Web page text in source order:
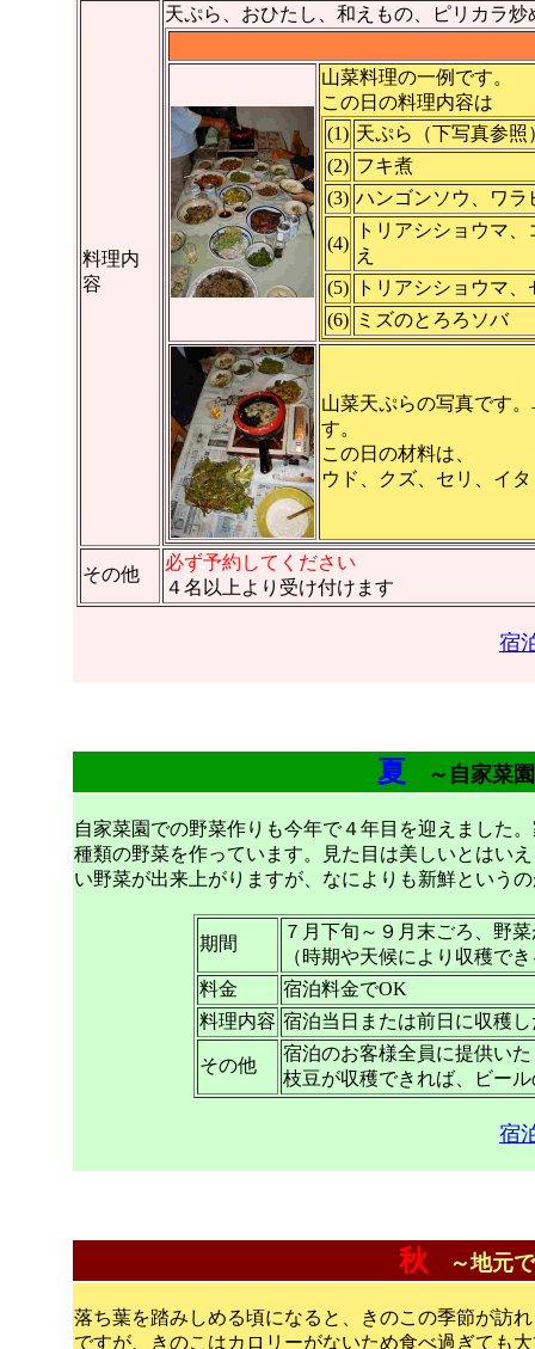
料理内
容
天ぷら、おひたし、和えもの、ピリカラ
山菜料理の一例です。
この日の料理内容は
(1) 天ぷら（下写真参照
(2) フキ煮
(3) ハンゴンソウ、ワラ
(4)
トリアシショウマ
え
(5)
トリアシショウマ
(6) ミズのとろろソバ
山菜天ぷらの写真です
す。
この日の材料は、
ウド、クズ、セリ、イ
その他
必ず予約してください
４名以上より受け付けます
宿
夏 ～自家菜園
自家菜園での野菜作りも今年で４年目を迎えました
種類の野菜を作っています。見た目は美しいとはい
い野菜が出来上がりますが、なによりも新鮮という
期間
７月下旬～９月末ごろ、野
（時期や天候により収穫で
料金
宿泊料金でOK
料理内容 宿泊当日または前日に収穫
その他
宿泊のお客様全員に提供い
枝豆が収穫できれば、ビー
宿
秋 ～地元で
落ち葉を踏みしめる頃になると、きのこの季節が訪
ですが、きのこはカロリーがないため食べ過ぎても